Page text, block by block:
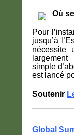
Où
Pour
jusqu’à
nécessite
simple
est lancé
Soutenir
Global